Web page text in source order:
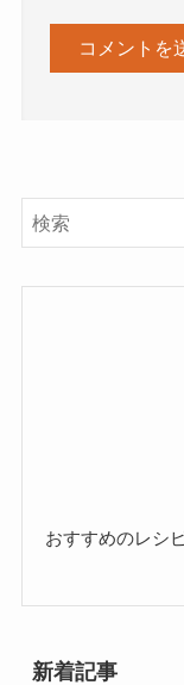
おすすめのレシ
新着記事